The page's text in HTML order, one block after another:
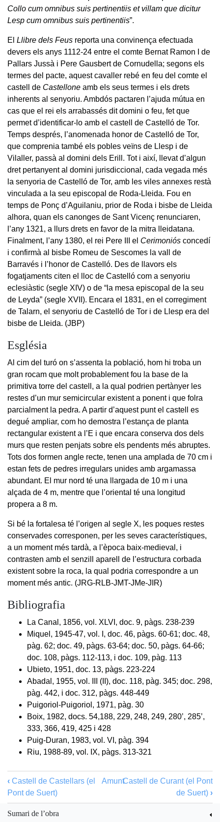
Collo cum omnibus suis pertinentiis et villam que dicitur
Lesp cum omnibus suis pertinentiis”.
El Llibre dels Feus reporta una convinença efectuada
devers els anys 1112-24 entre el comte Bernat Ramon I de
Pallars Jussà i Pere Gausbert de Cornudella; segons els
termes del pacte, aquest cavaller rebé en feu del comte el
castell de Castellone amb els seus termes i els drets
inherents al senyoriu. Ambdós pactaren l’ajuda mútua en
cas que el rei els arrabassés dit domini o feu, fet que
permet d’identificar-lo amb el castell de Castelló de Tor.
Temps després, l’anomenada honor de Castelló de Tor,
que comprenia també els pobles veïns de Llesp i de
Vilaller, passà al domini dels Erill. Tot i així, llevat d’algun
dret pertanyent al domini jurisdiccional, cada vegada més
la senyoria de Castelló de Tor, amb les viles annexes restà
vinculada a la seu episcopal de Roda-Lleida. Fou en
temps de Ponç d’Aguilaniu, prior de Roda i bisbe de Lleida
alhora, quan els canonges de Sant Vicenç renunciaren,
l’any 1321, a llurs drets en favor de la mitra lleidatana.
Finalment, l’any 1380, el rei Pere III el Cerimoniós concedí
i confirmà al bisbe Romeu de Sescomes la vall de
Barravés i l’honor de Castelló. Des de llavors els
fogatjaments citen el lloc de Castelló com a senyoriu
eclesiàstic (segle XIV) o de “la mesa episcopal de la seu
de Leyda” (segle XVII). Encara el 1831, en el corregiment
de Talarn, el senyoriu de Castelló de Tor i de Llesp era del
bisbe de Lleida. (JBP)
Església
Al cim del turó on s’assenta la població, hom hi troba un
gran rocam que molt probablement fou la base de la
primitiva torre del castell, a la qual podrien pertànyer les
restes d’un mur semicircular existent a ponent i que folra
parcialment la pedra. A partir d’aquest punt el castell es
degué ampliar, com ho demostra l’estança de planta
rectangular existent a l’E i que encara conserva dos dels
murs que resten penjats sobre els pendents més abruptes.
Tots dos formen angle recte, tenen una amplada de 70 cm i
estan fets de pedres irregulars unides amb argamassa
abundant. El mur nord té una llargada de 10 m i una
alçada de 4 m, mentre que l’oriental té una longitud
propera a 8 m.
Si bé la fortalesa té l’origen al segle X, les poques restes
conservades corresponen, per les seves característiques,
a un moment més tardà, a l’època baix-medieval, i
contrasten amb el senzill aparell de l’estructura corbada
existent sobre la roca, la qual podria correspondre a un
moment més antic. (JRG-RLB-JMT-JMe-JIR)
Bibliografia
La Canal, 1856, vol. XLVI, doc. 9, pàgs. 238-239
Miquel, 1945-47, vol. I, doc. 46, pàgs. 60-61; doc. 48,
pàg. 62; doc. 49, pàgs. 63-64; doc. 50, pàgs. 64-66;
doc. 108, pàgs. 112-113, i doc. 109, pàg. 113
Ubieto, 1951, doc. 13, pàgs. 223-224
Abadal, 1955, vol. III (II), doc. 118, pàg. 345; doc. 298,
pàg. 442, i doc. 312, pàgs. 448-449
Puigoriol-Puigoriol, 1971, pàg. 30
Boix, 1982, docs. 54,188, 229, 248, 249, 280’, 285’,
333, 366, 419, 425 i 428
Puig-Duran, 1983, vol. VI, pàg. 394
Riu, 1988-89, vol. IX, pàgs. 313-321
‹ Castell de Castellars (el
Pont de Suert)
AmuntCastell de Curant (el Pont
de Suert) ›
Sumari de l’obra